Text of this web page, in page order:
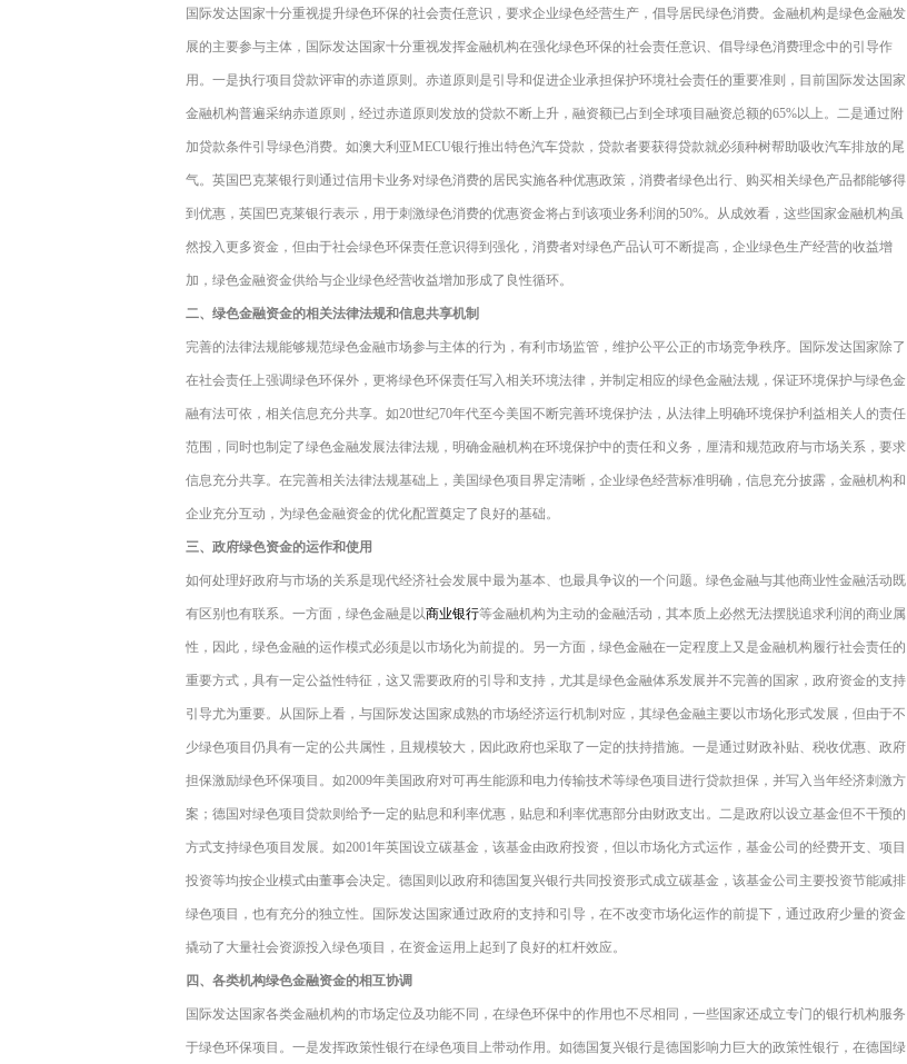
国际发达国家十分重视提升绿色环保的社会责任意识，要求企业绿色经营生产，倡导居民绿色消费。金融机构是绿色金融发
展的主要参与主体，国际发达国家十分重视发挥金融机构在强化绿色环保的社会责任意识、倡导绿色消费理念中的引导作
用。一是执行项目贷款评审的赤道原则。赤道原则是引导和促进企业承担保护环境社会责任的重要准则，目前国际发达国家
金融机构普遍采纳赤道原则，经过赤道原则发放的贷款不断上升，融资额已占到全球项目融资总额的65%以上。二是通过附
加贷款条件引导绿色消费。如澳大利亚MECU银行推出特色汽车贷款，贷款者要获得贷款就必须种树帮助吸收汽车排放的尾
气。英国巴克莱银行则通过信用卡业务对绿色消费的居民实施各种优惠政策，消费者绿色出行、购买相关绿色产品都能够得
到优惠，英国巴克莱银行表示，用于刺激绿色消费的优惠资金将占到该项业务利润的50%。从成效看，这些国家金融机构虽
然投入更多资金，但由于社会绿色环保责任意识得到强化，消费者对绿色产品认可不断提高，企业绿色生产经营的收益增
加，绿色金融资金供给与企业绿色经营收益增加形成了良性循环。
二、绿色金融资金的相关法律法规和信息共享机制
完善的法律法规能够规范绿色金融市场参与主体的行为，有利市场监管，维护公平公正的市场竞争秩序。国际发达国家除了
在社会责任上强调绿色环保外，更将绿色环保责任写入相关环境法律，并制定相应的绿色金融法规，保证环境保护与绿色金
融有法可依，相关信息充分共享。如20世纪70年代至今美国不断完善环境保护法，从法律上明确环境保护利益相关人的责任
范围，同时也制定了绿色金融发展法律法规，明确金融机构在环境保护中的责任和义务，厘清和规范政府与市场关系，要求
信息充分共享。在完善相关法律法规基础上，美国绿色项目界定清晰，企业绿色经营标准明确，信息充分披露，金融机构和
企业充分互动，为绿色金融资金的优化配置奠定了良好的基础。
三、政府绿色资金的运作和使用
如何处理好政府与市场的关系是现代经济社会发展中最为基本、也最具争议的一个问题。绿色金融与其他商业性金融活动既
有区别也有联系。一方面，绿色金融是以商业银行等金融机构为主动的金融活动，其本质上必然无法摆脱追求利润的商业属
性，因此，绿色金融的运作模式必须是以市场化为前提的。另一方面，绿色金融在一定程度上又是金融机构履行社会责任的
重要方式，具有一定公益性特征，这又需要政府的引导和支持，尤其是绿色金融体系发展并不完善的国家，政府资金的支持
引导尤为重要。从国际上看，与国际发达国家成熟的市场经济运行机制对应，其绿色金融主要以市场化形式发展，但由于不
少绿色项目仍具有一定的公共属性，且规模较大，因此政府也采取了一定的扶持措施。一是通过财政补贴、税收优惠、政府
担保激励绿色环保项目。如2009年美国政府对可再生能源和电力传输技术等绿色项目进行贷款担保，并写入当年经济刺激方
案；德国对绿色项目贷款则给予一定的贴息和利率优惠，贴息和利率优惠部分由财政支出。二是政府以设立基金但不干预的
方式支持绿色项目发展。如2001年英国设立碳基金，该基金由政府投资，但以市场化方式运作，基金公司的经费开支、项目
投资等均按企业模式由董事会决定。德国则以政府和德国复兴银行共同投资形式成立碳基金，该基金公司主要投资节能减排
绿色项目，也有充分的独立性。国际发达国家通过政府的支持和引导，在不改变市场化运作的前提下，通过政府少量的资金
撬动了大量社会资源投入绿色项目，在资金运用上起到了良好的杠杆效应。
四、各类机构绿色金融资金的相互协调
国际发达国家各类金融机构的市场定位及功能不同，在绿色环保中的作用也不尽相同，一些国家还成立专门的银行机构服务
于绿色环保项目。一是发挥政策性银行在绿色项目上带动作用。如德国复兴银行是德国影响力巨大的政策性银行，在德国绿